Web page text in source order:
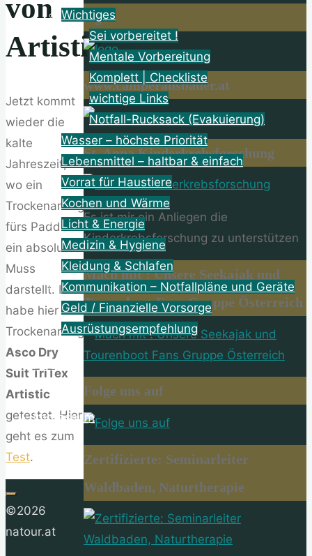
Wichtiges
Sei vorbereitet !
Mentale Vorbereitung
Komplett | Checkliste
wichtige Links
Notfall-Rucksack (Evakuierung)
Wasser – höchste Priorität
Lebensmittel – haltbar & einfach
Vorrat für Haustiere
Kochen und Wärme
Licht & Energie
Medizin & Hygiene
Kleidung & Schlafen
Kommunikation – Notfallpläne und Geräte
Geld / Finanzielle Vorsorge
Ausrüstungsempfehlung
About
Impressum
von
Artistic
Jetzt kommt
wieder die
kalte
Jahreszeit,
wo ein
Trockenanzug
fürs Paddeln
ein absolutes
Muss
darstellt. Ich
habe hier den
Trockenanzug
Asco Dry
Suit TriTex
Artistic
getestet. Hier
geht es zum
Test.
logo
www.camperausbauer.at
St. Anna Kinderkrebsforschung
Es ist mir ein Anliegen die
Kinderkrebsforschung zu unterstützen
Mach mit ! Unsere Seekajak und
Tourenboot Fans Gruppe Österreich
Folge uns auf
Zertifizierte: Seminarleiter
Waldbaden, Naturtherapie
©2026
natour.at